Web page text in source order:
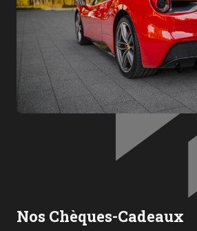
Nos Chèques-Cadeaux